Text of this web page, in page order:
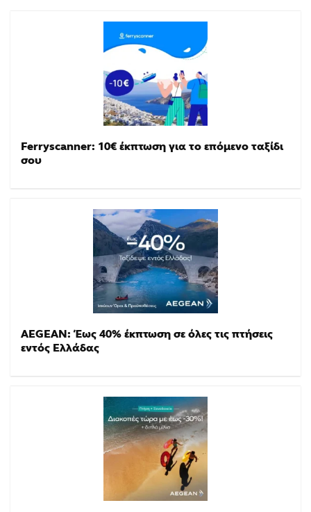
Ferryscanner: 10€ έκπτωση για το επόμενο ταξίδι
σου
AEGEAN: Έως 40% έκπτωση σε όλες τις πτήσεις
εντός Ελλάδας